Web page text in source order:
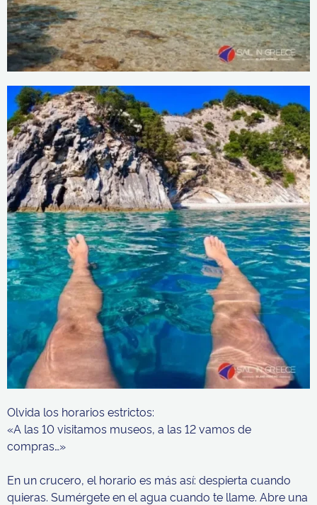
Olvida los horarios estrictos:
«A las 10 visitamos museos, a las 12 vamos de
compras…»
En un crucero, el horario es más así: despierta cuando
quieras. Sumérgete en el agua cuando te llame. Abre una